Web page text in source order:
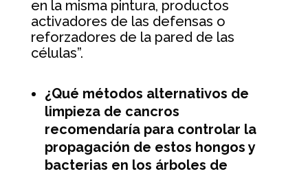
en la misma pintura, productos
activadores de las defensas o
reforzadores de la pared de las
células”.
¿Qué métodos alternativos de
limpieza de cancros
recomendaría para controlar la
propagación de estos hongos y
bacterias en los árboles de